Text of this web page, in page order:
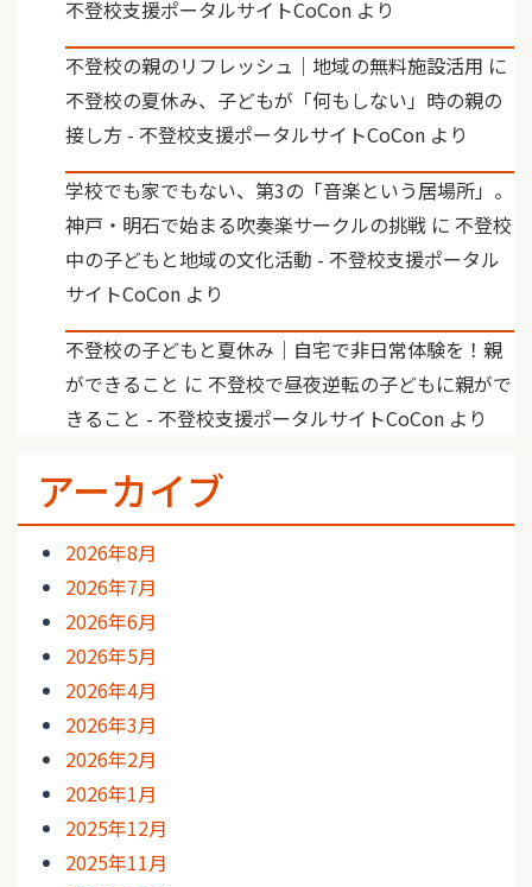
不登校支援ポータルサイトCoCon より
不登校の親のリフレッシュ｜地域の無料施設活用 に
不登校の夏休み、子どもが「何もしない」時の親の
接し方 - 不登校支援ポータルサイトCoCon より
学校でも家でもない、第3の「音楽という居場所」。
神戸・明石で始まる吹奏楽サークルの挑戦 に 不登校
中の子どもと地域の文化活動 - 不登校支援ポータル
サイトCoCon より
不登校の子どもと夏休み｜自宅で非日常体験を！親
ができること に 不登校で昼夜逆転の子どもに親がで
きること - 不登校支援ポータルサイトCoCon より
アーカイブ
2026年8月
2026年7月
2026年6月
2026年5月
2026年4月
2026年3月
2026年2月
2026年1月
2025年12月
2025年11月